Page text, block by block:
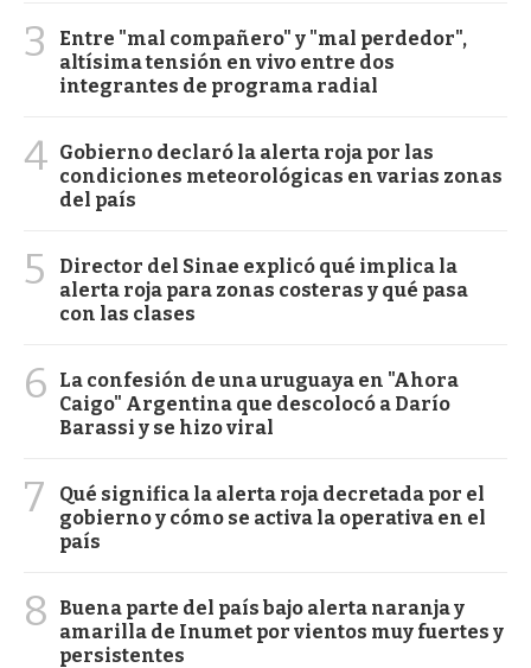
3
Entre "mal compañero" y "mal perdedor",
altísima tensión en vivo entre dos
integrantes de programa radial
4 Gobierno declaró la alerta roja por las
condiciones meteorológicas en varias zonas
del país
5
Director del Sinae explicó qué implica la
alerta roja para zonas costeras y qué pasa
con las clases
6
La confesión de una uruguaya en "Ahora
Caigo" Argentina que descolocó a Darío
Barassi y se hizo viral
7
Qué significa la alerta roja decretada por el
gobierno y cómo se activa la operativa en el
país
8
Buena parte del país bajo alerta naranja y
amarilla de Inumet por vientos muy fuertes y
persistentes